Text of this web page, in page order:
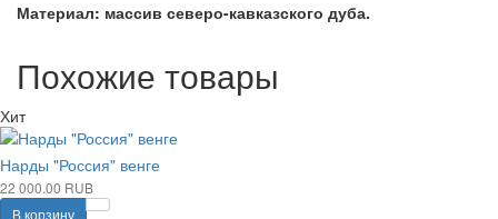
Материал: массив северо-кавказского дуба.
Похожие товары
Хит
Нарды "Россия" венге
22 000.00 RUB
В корзину